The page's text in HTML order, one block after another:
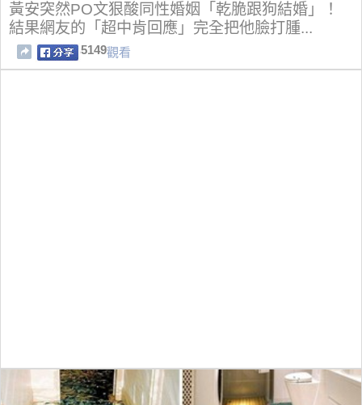
黃安突然PO文狠酸同性婚姻「乾脆跟狗結婚」！
結果網友的「超中肯回應」完全把他臉打腫...
5149觀看